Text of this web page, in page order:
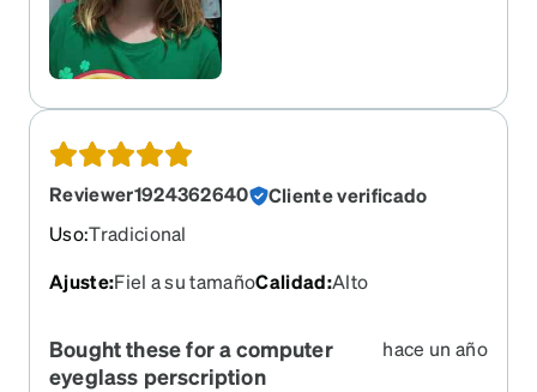
Reviewer1924362640
Cliente verificado
Uso:Tradicional
Ajuste:Fiel a su tamañoCalidad:Alto
Bought these for a computer
eyeglass perscription
hace un año